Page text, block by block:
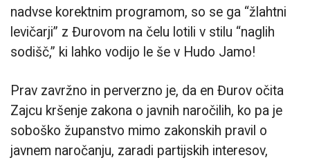
nadvse korektnim programom, so se ga “žlahtni
levičarji” z Đurovom na čelu lotili v stilu “naglih
sodišč,” ki lahko vodijo le še v Hudo Jamo!
Prav zavržno in perverzno je, da en Đurov očita
Zajcu kršenje zakona o javnih naročilih, ko pa je
soboško županstvo mimo zakonskih pravil o
javnem naročanju, zaradi partijskih interesov,